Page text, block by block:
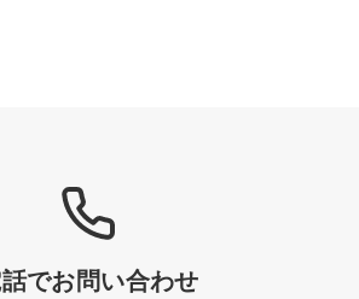
でお問い合わせ